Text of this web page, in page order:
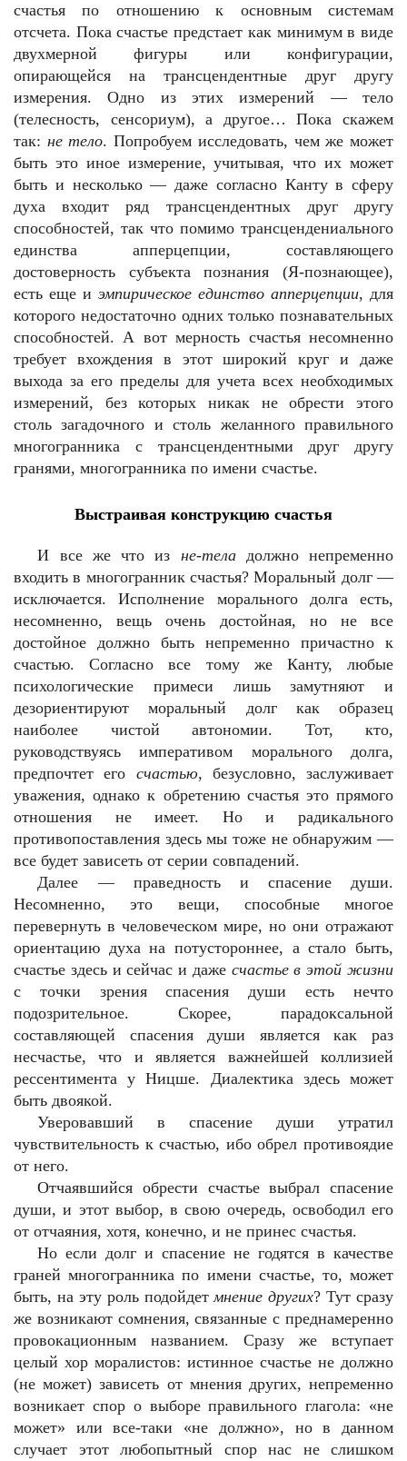
счастья по отношению к основным системам
отсчета. Пока счастье предстает как минимум в виде
двухмерной фигуры или конфигурации,
опирающейся на трансцендентные друг другу
измерения. Одно из этих измерений — тело
(телесность, сенсориум), а другое… Пока скажем
так: не тело. Попробуем исследовать, чем же может
быть это иное измерение, учитывая, что их может
быть и несколько — даже согласно Канту в сферу
духа входит ряд трансцендентных друг другу
способностей, так что помимо трансцендениального
единства апперцепции, составляющего
достоверность субъекта познания (Я-познающее),
есть еще и эмпирическое единство апперцепции, для
которого недостаточно одних только познавательных
способностей. А вот мерность счастья несомненно
требует вхождения в этот широкий круг и даже
выхода за его пределы для учета всех необходимых
измерений, без которых никак не обрести этого
столь загадочного и столь желанного правильного
многогранника с трансцендентными друг другу
гранями, многогранника по имени счастье.
Выстраивая конструкцию счастья
И все же что из не-теладолжно непременно
входить в многогранник счастья? Моральный долг —
исключается. Исполнение морального долга есть,
несомненно, вещь очень достойная, но не все
достойное должно быть непременно причастно к
счастью. Согласно все тому же Канту, любые
психологические примеси лишь замутняют и
дезориентируют моральный долг как образец
наиболее чистой автономии. Тот, кто,
руководствуясь императивом морального долга,
предпочтет его счастью, безусловно, заслуживает
уважения, однако к обретению счастья это прямого
отношения не имеет. Но и радикального
противопоставления здесь мы тоже не обнаружим —
все будет зависеть от серии совпадений.
Далее — праведность и спасение души.
Несомненно, это вещи, способные многое
перевернуть в человеческом мире, но они отражают
ориентацию духа на потустороннее, а стало быть,
счастье здесь и сейчас и даже счастье в этой жизни
с точки зрения спасения души есть нечто
подозрительное. Скорее, парадоксальной
составляющей спасения души является как раз
несчастье, что и является важнейшей коллизией
рессентимента у Ницше. Диалектика здесь может
быть двоякой.
Уверовавший в спасение души утратил
чувствительность к счастью, ибо обрел противоядие
от него.
Отчаявшийся обрести счастье выбрал спасение
души, и этот выбор, в свою очередь, освободил его
от отчаяния, хотя, конечно, и не принес счастья.
Но если долг и спасение не годятся в качестве
граней многогранника по имени счастье, то, может
быть, на эту роль подойдетмнение других? Тут сразу
же возникают сомнения, связанные с преднамеренно
провокационным названием. Сразу же вступает
целый хор моралистов: истинное счастье не должно
(не может) зависеть от мнения других, непременно
возникает спор о выборе правильного глагола: «не
может» или все-таки «не должно», но в данном
случает этот любопытный спор нас не слишком